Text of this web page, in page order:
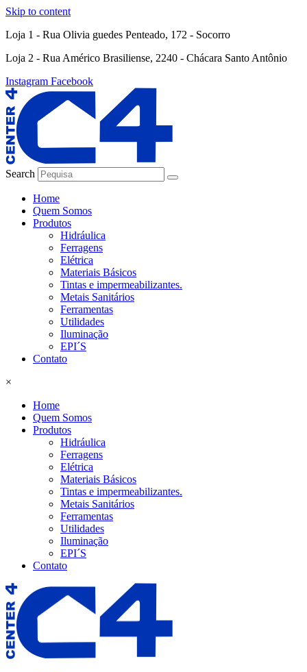
Skip to content
Loja 1 - Rua Olivia guedes Penteado, 172 - Socorro
Loja 2 - Rua Américo Brasiliense, 2240 - Chácara Santo Antônio
Instagram Facebook
Search
Home
Quem Somos
Produtos
Hidráulica
Ferragens
Elétrica
Materiais Básicos
Tintas e impermeabilizantes.
Metais Sanitários
Ferramentas
Utilidades
Iluminação
EPI´S
Contato
×
Home
Quem Somos
Produtos
Hidráulica
Ferragens
Elétrica
Materiais Básicos
Tintas e impermeabilizantes.
Metais Sanitários
Ferramentas
Utilidades
Iluminação
EPI´S
Contato